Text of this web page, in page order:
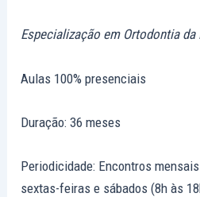
Especialização em Ortodontia da
Aulas 100% presenciais
Duração: 36 meses
Periodicidade: Encontros
sextas-feiras e sábados (8h às